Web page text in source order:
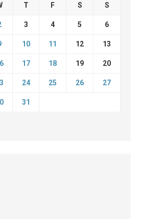
T F S S
3 4 5 6
10 11 12 13
17 18 19 20
24 25 26 27
31